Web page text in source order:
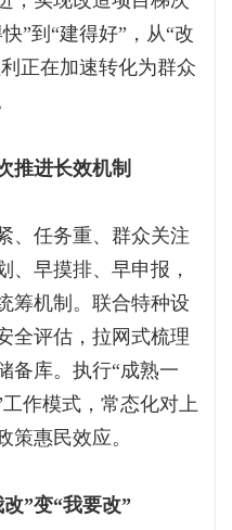
”到“建得好”，从“改
正在加速转化为群众
推进长效机制
、任务重、群众关注
、早摸排、早申报，
筹机制。联合特种设
全评估，拉网式梳理
备库。执行“成熟一
作模式，常态化对上
策惠民效应。
”变“我要改”